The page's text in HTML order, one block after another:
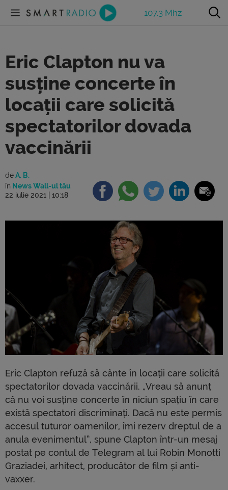
107.3 Mhz
Eric Clapton nu va
susține concerte în
locații care solicită
spectatorilor dovada
vaccinării
deA. B.
în News Wall-ul tău
22 iulie 2021 | 10:18
Eric Clapton refuză să cânte în locații care solicită
spectatorilor dovada vaccinării. „Vreau să anunț
că nu voi susține concerte în niciun spațiu în care
există spectatori discriminați. Dacă nu este permis
accesul tuturor oamenilor, îmi rezerv dreptul de a
anula evenimentul”, spune Clapton într-un mesaj
postat pe contul de Telegram al lui Robin Monotti
Graziadei, arhitect, producător de film și anti-
vaxxer.